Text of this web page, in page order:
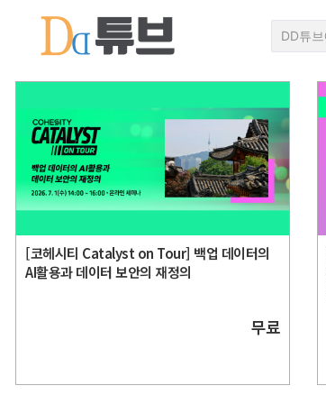
[코헤시티 Catalyst on Tour] 백업 데이터의
AI활용과 데이터 보안의 재정의
무료